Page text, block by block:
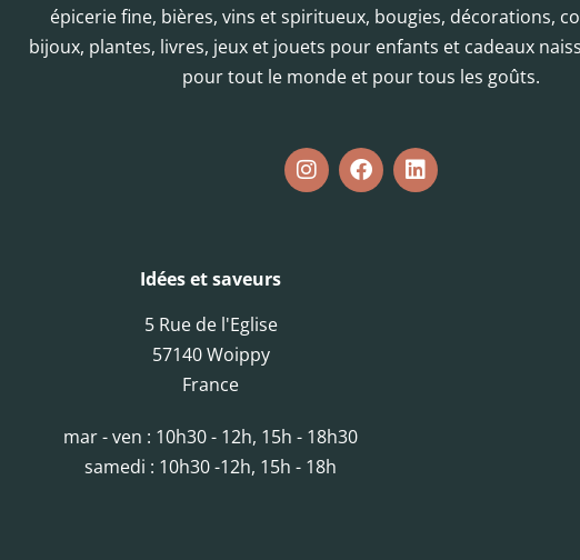
épicerie fine, bières, vins et spiritueux, bougies, décorations,
bijoux, plantes, livres, jeux et jouets pour enfants et cadeaux
pour tout le monde et pour tous les goûts.
Idées et saveurs
5 Rue de l'Eglise
57140 Woippy
France
mar - ven : 10h30 - 12h, 15h - 18h30
samedi : 10h30 -12h, 15h - 18h